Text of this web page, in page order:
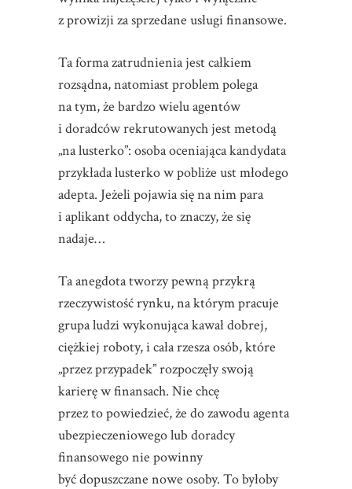
z prowizji za sprzedane usługi finansowe.
Ta forma zatrudnienia jest całkiem
rozsądna, natomiast problem polega
na tym, że bardzo wielu agentów
i doradców rekrutowanych jest metodą
„na lusterko”: osoba oceniająca kandydata
przykłada lusterko w pobliże ust młodego
adepta. Jeżeli pojawia się na nim para
i aplikant oddycha, to znaczy, że się
nadaje…
Ta anegdota tworzy pewną przykrą
rzeczywistość rynku, na którym pracuje
grupa ludzi wykonująca kawał dobrej,
ciężkiej roboty, i cała rzesza osób, które
„przez przypadek” rozpoczęły swoją
karierę w finansach. Nie chcę
przez to powiedzieć, że do zawodu agenta
ubezpieczeniowego lub doradcy
finansowego nie powinny
być dopuszczane nowe osoby. To byłoby